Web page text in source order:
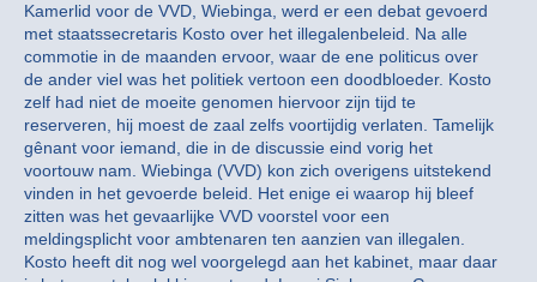
Kamerlid voor de VVD, Wiebinga, werd er een debat gevoerd
met staatssecretaris Kosto over het illegalenbeleid. Na alle
commotie in de maanden ervoor, waar de ene politicus over
de ander viel was het politiek vertoon een doodbloeder. Kosto
zelf had niet de moeite genomen hiervoor zijn tijd te
reserveren, hij moest de zaal zelfs voortijdig verlaten. Tamelijk
gênant voor iemand, die in de discussie eind vorig het
voortouw nam. Wiebinga (VVD) kon zich overigens uitstekend
vinden in het gevoerde beleid. Het enige ei waarop hij bleef
zitten was het gevaarlijke VVD voorstel voor een
meldingsplicht voor ambtenaren ten aanzien van illegalen.
Kosto heeft dit nog wel voorgelegd aan het kabinet, maar daar